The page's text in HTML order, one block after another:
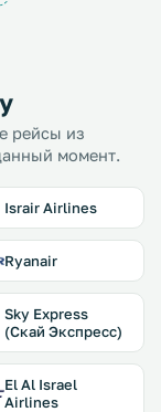
рейсы из
момент.
Israir Airlines
Ryanair
Sky Express
(Скай Экспресс)
El Al Israel
Airlines